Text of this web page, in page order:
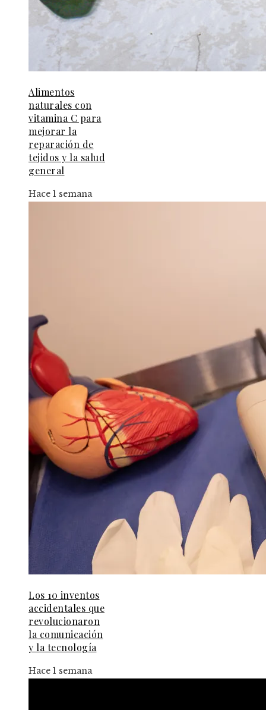
Alimentos
naturales con
vitamina C para
mejorar la
reparación de
tejidos y la salud
general
Hace 1 semana
Los 10 inventos
accidentales que
revolucionaron
la comunicación
y la tecnología
Hace 1 semana